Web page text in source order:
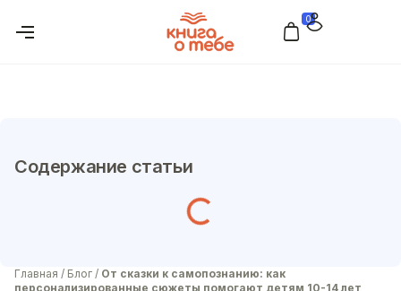
0
Главная / Блог / От сказки к самопознанию: как
персонализированные сюжеты помогают детям 10-14 лет
Содержание статьи